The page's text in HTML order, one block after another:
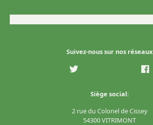
Suivez-nous sur nos réseaux
Siège social:
2 rue du Colonel de Cissey
54300 VITRIMONT